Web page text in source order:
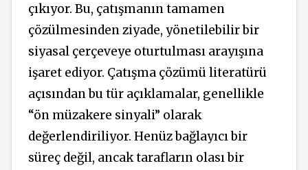
çıkıyor. Bu, çatışmanın tamamen
çözülmesinden ziyade, yönetilebilir bir
siyasal çerçeveye oturtulması arayışına
işaret ediyor. Çatışma çözümü literatürü
açısından bu tür açıklamalar, genellikle
“ön müzakere sinyali” olarak
değerlendiriliyor. Henüz bağlayıcı bir
süreç değil, ancak tarafların olası bir